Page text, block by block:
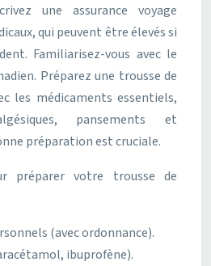
une assurance voyage
qui peuvent être élevés si
Familiarisez-vous avec le
Préparez une trousse de
les médicaments essentiels,
pansements et
préparation est cruciale.
préparer votre trousse de
(avec ordonnance).
ibuprofène).